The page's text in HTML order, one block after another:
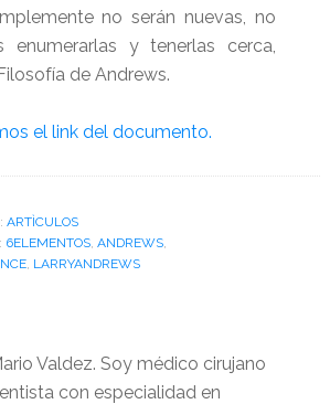
no serán nuevas, no
enumerarlas y tenerlas cerca,
de Andrews.
el link del documento.
ARTÌCULOS
6ELEMENTOS, ANDREWS,
, LARRYANDREWS
Valdez. Soy médico cirujano
con especialidad en